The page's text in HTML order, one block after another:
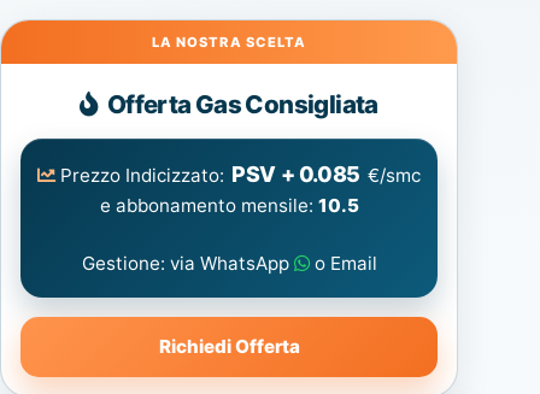
Gas
Offerta Gas Consigliata
Prezzo Indicizzato: PSV + 0.085 €/smc
e abbonamento mensile: 10.5
Gestione: via WhatsApp o Email
Richiedi Offerta